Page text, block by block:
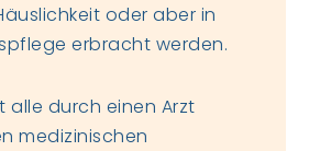
oder aber in
erbracht werden.
alle durch einen Arzt
medizinischen